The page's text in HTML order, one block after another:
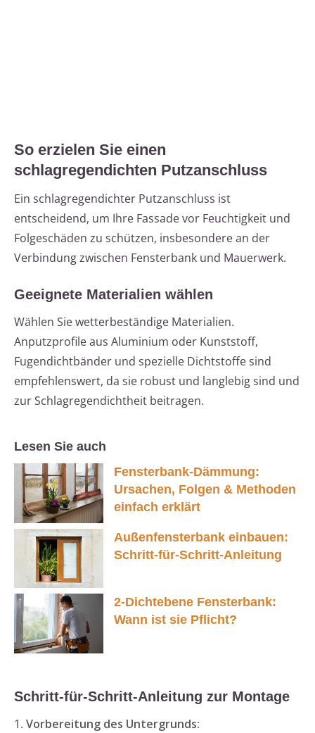
So erzielen Sie einen
schlagregendichten Putzanschluss
Ein schlagregendichter Putzanschluss ist
entscheidend, um Ihre Fassade vor Feuchtigkeit und
Folgeschäden zu schützen, insbesondere an der
Verbindung zwischen Fensterbank und Mauerwerk.
Geeignete Materialien wählen
Wählen Sie wetterbeständige Materialien.
Anputzprofile aus Aluminium oder Kunststoff,
Fugendichtbänder und spezielle Dichtstoffe sind
empfehlenswert, da sie robust und langlebig sind und
zur Schlagregendichtheit beitragen.
Lesen Sie auch
Fensterbank-Dämmung:
Ursachen, Folgen & Methoden
einfach erklärt
Außenfensterbank einbauen:
Schritt-für-Schritt-Anleitung
2-Dichtebene Fensterbank:
Wann ist sie Pflicht?
Schritt-für-Schritt-Anleitung zur Montage
1. Vorbereitung des Untergrunds: